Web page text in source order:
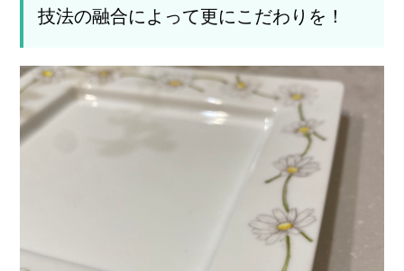
技法の融合によって更にこだわりを！